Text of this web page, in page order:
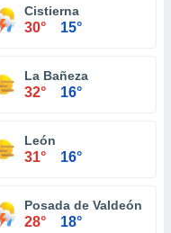
Cistierna
30° 15°
La Bañeza
32° 16°
León
31° 16°
Posada de Valdeón
28° 18°